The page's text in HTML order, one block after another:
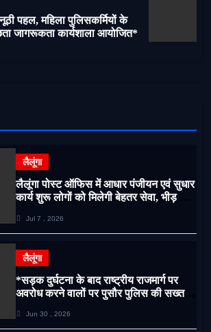
पहल, महिला पुलिसकर्मियों के
जागरूकता कार्यशाला आयोजित*
लैलूंगा
लैलूंगा पोस्ट ऑफिस में आधार पंजीयन एवं सुधार
कार्य शुरू लोगों को मिलेगी बेहतर सेवा, भीड़ से
Jul 7 , 2026
लैलूंगा
*सड़क दुर्घटना के बाद राष्ट्रीय राजमार्ग पर
अवरोध करने वालों पर पुसौर पुलिस की सख्त
Jun 30 , 2026